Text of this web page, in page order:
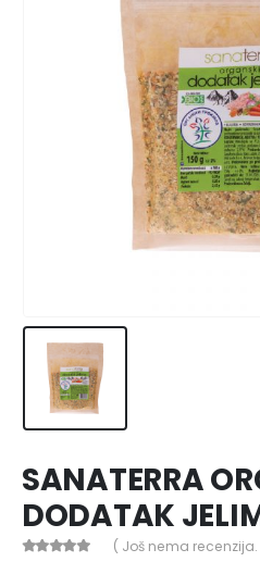
SANATERRA
DODATAK
( Još nema recenzija.